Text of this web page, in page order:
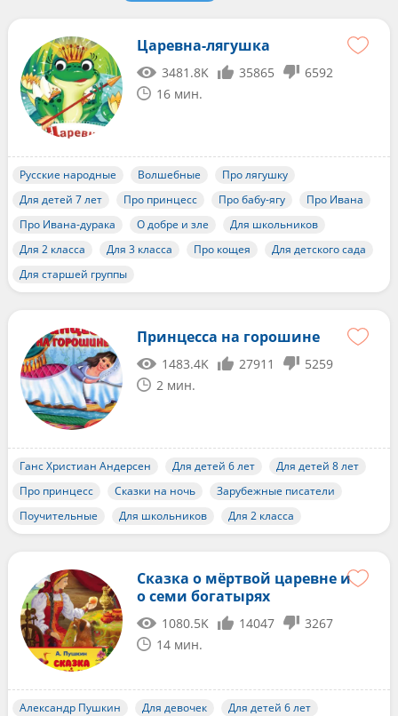
Царевна-лягушка
3481.8K 35865
6592
16 мин.
Русские народные Волшебные
Про лягушку
Для детей 7 лет
Про принцесс Про бабу-ягу
Про Ивана
Про Ивана-дурака
О добре и зле
Для школьников
Для 2 класса
Для 3 класса Про кощея
Для детского сада
Для старшей группы
Принцесса на горошине
1483.4K 27911
5259
2 мин.
Ганс Христиан Андерсен Для детей 6 лет
Для детей 8 лет
Про принцесс
Сказки на ночь
Зарубежные писатели
Поучительные
Для школьников Для 2 класса
Сказка о мёртвой царевне и
о семи богатырях
1080.5K 14047
3267
14 мин.
Александр Пушкин Для девочек
Для детей 6 лет